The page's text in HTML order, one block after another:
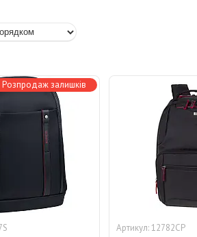
Розпродаж залишків
12782CP